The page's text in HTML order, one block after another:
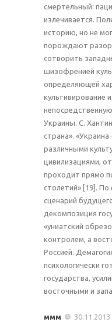
смертельный:
излечивается.
историю, но не
порождают
сотворить
шизофренией
определяющей
культивирование
Украины. С.
страна».
различными
цивилизациями,
проходит прямо
столетий» [19].
сценарий
декомпозиция
«униатский
контролем, а
Россией.
психологически
государства,
восточными и
ммм